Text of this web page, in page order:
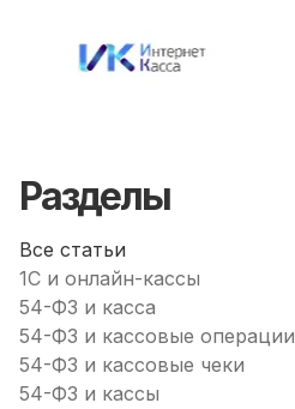
Разделы
Все статьи
1С и онлайн-кассы
54-ФЗ и касса
54-ФЗ и кассовые операции
54-ФЗ и кассовые чеки
54-ФЗ и кассы